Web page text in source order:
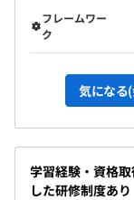
フレームワー
ク
気になる
学習経験・資格
した研修制度あり